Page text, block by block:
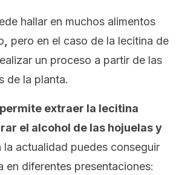
hallar en muchos alimentos
pero en el caso de la lecitina de
un proceso a partir de las
de la planta.
extraer la lecitina
el alcohol de las hojuelas y
la actualidad puedes conseguir
en diferentes presentaciones: